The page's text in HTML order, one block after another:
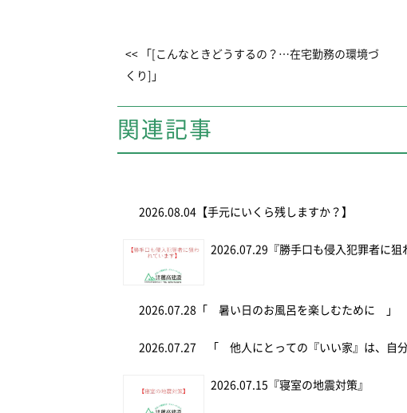
<< 「[こんなときどうするの？…在宅勤務の環境づ
くり]」
関連記事
2026.08.04 【手元にいくら残しますか？】
2026.07.29 『勝手口も侵入犯罪者に狙
2026.07.28 「 暑い日のお風呂を楽しむために 」
2026.07.27 「 他人にとっての『いい家』は、自
2026.07.15 『寝室の地震対策』